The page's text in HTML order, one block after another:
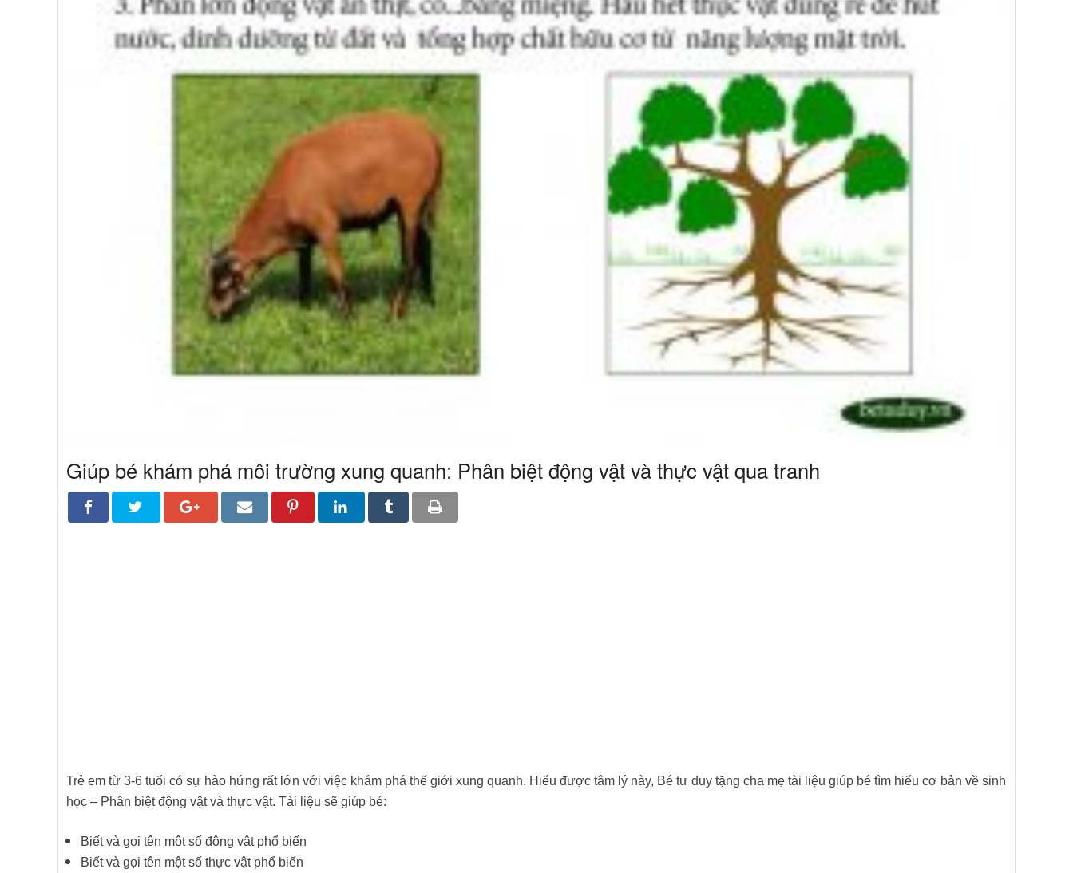
Giúp bé khám phá môi trường xung quanh: Phân biệt động vật và thực vật qua tranh
Trẻ em từ 3-6 tuổi có sự hào hứng rất lớn với việc khám phá thế giới xung quanh. Hiểu được tâm lý này, Bé tư duy tặng cha mẹ tài liệu giúp bé tìm hiểu cơ bản về sinh
học – Phân biệt động vật và thực vật. Tài liệu sẽ giúp bé:
Biết và gọi tên một số động vật phổ biến
Biết và gọi tên một số thực vật phổ biến